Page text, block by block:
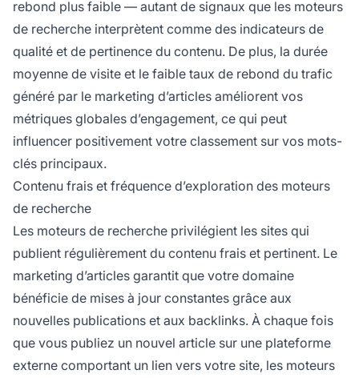
rebond plus faible — autant de signaux que les moteurs
de recherche interprètent comme des indicateurs de
qualité et de pertinence du contenu. De plus, la durée
moyenne de visite et le faible taux de rebond du trafic
généré par le marketing d’articles améliorent vos
métriques globales d’engagement, ce qui peut
influencer positivement votre classement sur vos mots-
clés principaux.
Contenu frais et fréquence d’exploration des moteurs
de recherche
Les moteurs de recherche privilégient les sites qui
publient régulièrement du contenu frais et pertinent. Le
marketing d’articles garantit que votre domaine
bénéficie de mises à jour constantes grâce aux
nouvelles publications et aux backlinks. À chaque fois
que vous publiez un nouvel article sur une plateforme
externe comportant un lien vers votre site, les moteurs